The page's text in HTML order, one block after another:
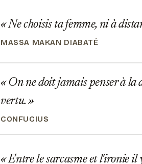
Ne choisis ta femme, ni à
MASSA MAKAN DIABATÉ
On ne doit jamais penser à la
vertu.
CONFUCIUS
Entre le sarcasme et l'ironie il